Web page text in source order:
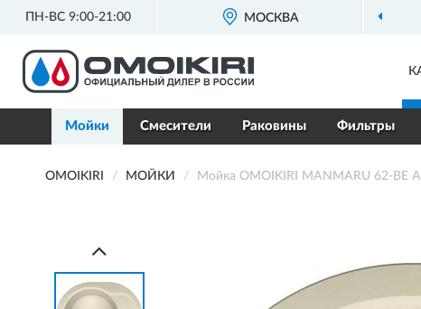
ПН-ВС 9:00-21:00 МОСКВА
ОФИЦИАЛЬНЫЙ ДИЛЕР OMOIKIRI В РОССИИ
Мойки Смесители Раковины Фильтры
OMOIKIRI МОЙКИ Мойка OMOIKIRI MANMARU 62-BE